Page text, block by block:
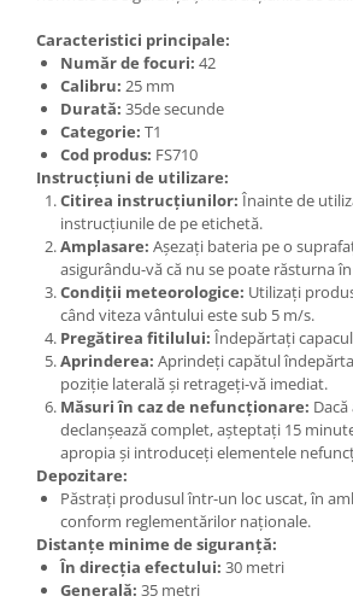
Caracteristici principale:
Număr de focuri: 42
Calibru: 25 mm
Durată: 35de secunde
Categorie: T1
Cod produs: FS710
Instrucțiuni de utilizare:
Citirea instrucțiunilor: Înainte de
instrucțiunile de pe etichetă.
Amplasare: Așezați bateria pe o
asigurându-vă că nu se poate răsturna
Condiții meteorologice: Utilizați
când viteza vântului este sub 5 m/s.
Pregătirea fitilului: Îndepărtați
Aprinderea: Aprindeți capătul
poziție laterală și retrageți-vă imediat.
Măsuri în caz de nefuncționare:
declanșează complet, așteptați 15
apropia și introduceți elementele
Depozitare:
Păstrați produsul într-un loc uscat, în
conform reglementărilor naționale.
Distanțe minime de siguranță:
În direcția efectului: 30 metri
Generală: 35 metri